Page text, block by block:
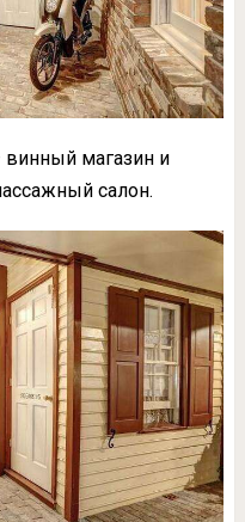
винный магазин и
салон.